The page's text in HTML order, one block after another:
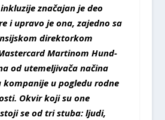
značajan je deo
i upravo je ona, zajedno sa
direktorkom
Martinom Hund-
od utemeljivača načina
u pogledu rodne
Okvir koji su one
se od tri stuba: ljudi,